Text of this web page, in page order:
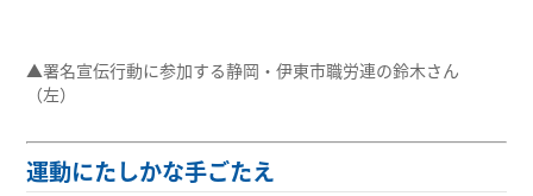
▲署名宣伝行動に参加する静岡・伊東市職労連の鈴木さん
（左）
運動にたしかな手ごたえ